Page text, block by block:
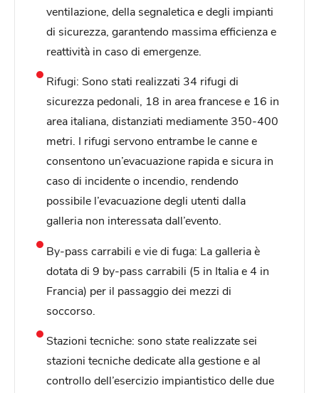
ventilazione, della segnaletica e degli impianti
di sicurezza, garantendo massima efficienza e
reattività in caso di emergenze.
Rifugi: Sono stati realizzati 34 rifugi di
sicurezza pedonali, 18 in area francese e 16 in
area italiana, distanziati mediamente 350-400
metri. I rifugi servono entrambe le canne e
consentono un’evacuazione rapida e sicura in
caso di incidente o incendio, rendendo
possibile l’evacuazione degli utenti dalla
galleria non interessata dall’evento.
By-pass carrabili e vie di fuga: La galleria è
dotata di 9 by-pass carrabili (5 in Italia e 4 in
Francia) per il passaggio dei mezzi di
soccorso.
Stazioni tecniche: sono state realizzate sei
stazioni tecniche dedicate alla gestione e al
controllo dell’esercizio impiantistico delle due